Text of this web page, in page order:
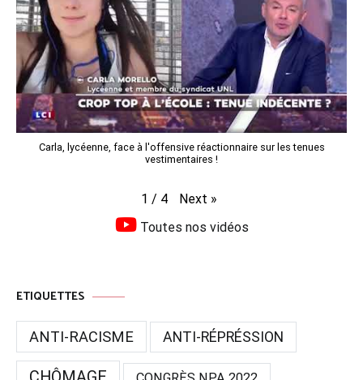
Carla, lycéenne, face à l'offensive réactionnaire sur les tenues
vestimentaires !
1 / 4 Next »
Toutes nos vidéos
ETIQUETTES
ANTI-RACISME ANTI-RÉPRÉSSION